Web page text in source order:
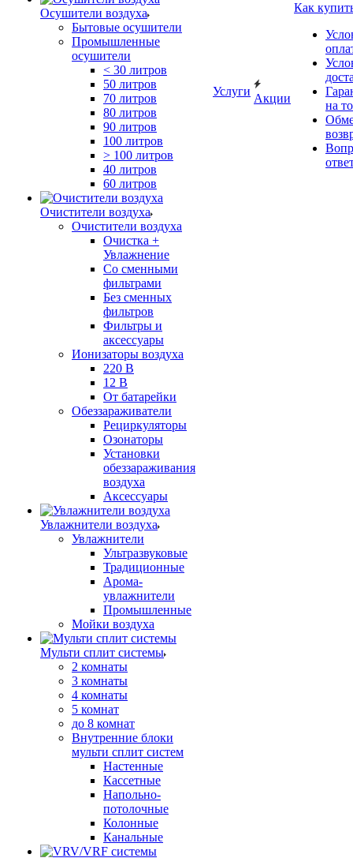
Осушители воздуха
Бытовые осушители
Промышленные
осушители
< 30 литров
50 литров
70 литров
80 литров
90 литров
100 литров
> 100 литров
40 литров
60 литров
Очистители воздуха
Очистители воздуха
Очистка +
Увлажнение
Cо сменными
фильтрами
Без сменных
фильтров
Фильтры и
аксессуары
Ионизаторы воздуха
220 В
12 В
От батарейки
Обеззараживатели
Рециркуляторы
Озонаторы
Установки
обеззараживания
воздуха
Аксессуары
Увлажнители воздуха
Увлажнители
Ультразвуковые
Традиционные
Арома-
увлажнители
Промышленные
Мойки воздуха
Мульти сплит системы
2 комнаты
3 комнаты
4 комнаты
5 комнат
до 8 комнат
Внутренние блоки
мульти сплит систем
Настенные
Кассетные
Напольно-
потолочные
Колонные
Канальные
Услуги
Акции
Как
на